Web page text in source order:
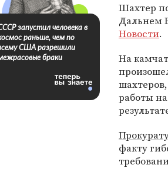
Шахтер
Дальнем
Новости.
На
работы
факту
запустил человека в
раньше, чем по
США разрешили
браки